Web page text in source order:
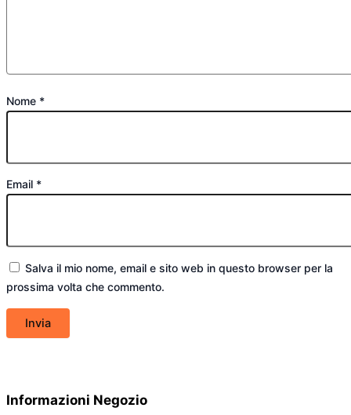
Nome *
Email *
Salva il mio nome, email e sito web in questo browser per la
prossima volta che commento.
Informazioni Negozio